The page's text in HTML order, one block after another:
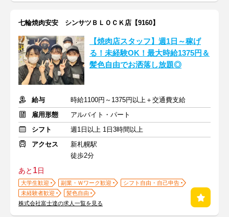
七輪焼肉安安 シンサツＢＬＯＣＫ店【9160】
【焼肉店スタッフ】週1日～稼げ
る！未経験OK！最大時給1375円＆
髪色自由でお洒落し放題◎
給与
時給1100円～1375円以上＋交通費支給
雇用形態
アルバイト・パート
シフト
週1日以上 1日3時間以上
アクセス
新札幌駅
徒歩2分
あと 1日
大学生歓迎 副業・Ｗワーク歓迎
シフト自由・自己申告
未経験者歓迎
髪色自由
株式会社富士達の求人一覧を見る